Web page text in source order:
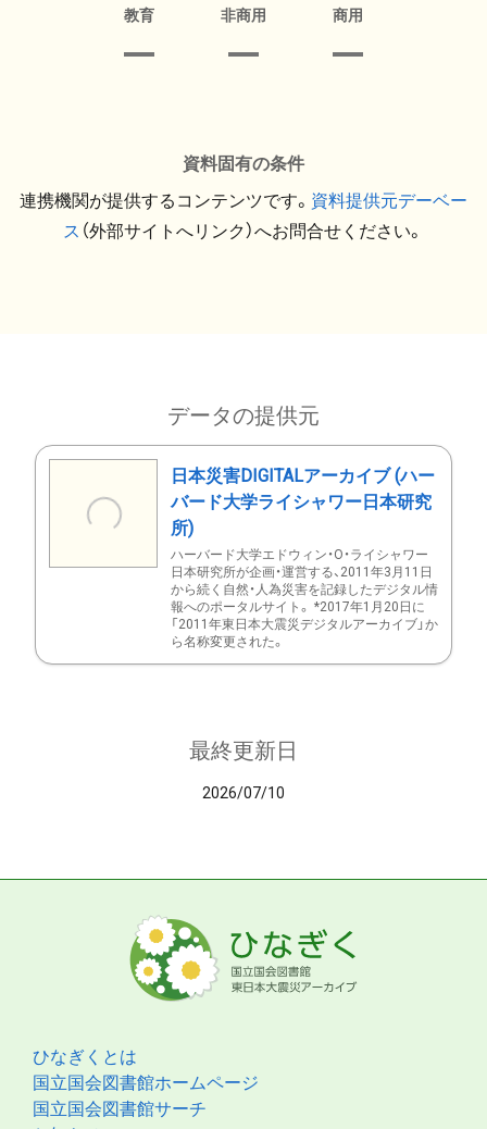
教育 非商用 商用
資料固有の条件
連携機関が提供するコンテンツです。 資料提供元デーベー
ス （外部サイトへリンク）へお問合せください。
データの提供元
日本災害DIGITALアーカイブ (ハー
バード大学ライシャワー日本研究
所)
ハーバード大学エドウィン・O・ライシャワー
日本研究所が企画・運営する、2011年3月11日
から続く自然・人為災害を記録したデジタル情
報へのポータルサイト。 *2017年1月20日に
「2011年東日本大震災デジタルアーカイブ」か
ら名称変更された。
最終更新日
2026/07/10
ひなぎくとは
国立国会図書館ホームページ
国立国会図書館サーチ